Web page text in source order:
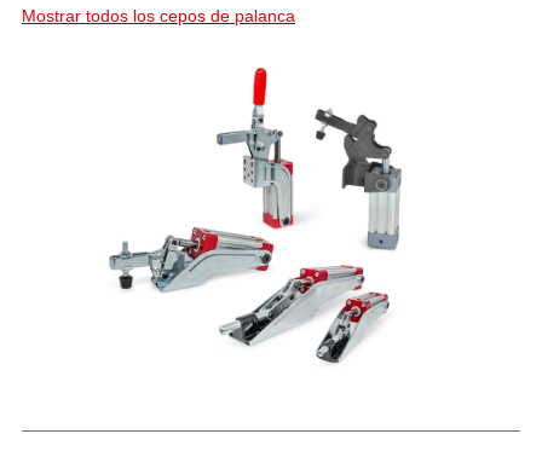
Mostrar todos los cepos de palanca